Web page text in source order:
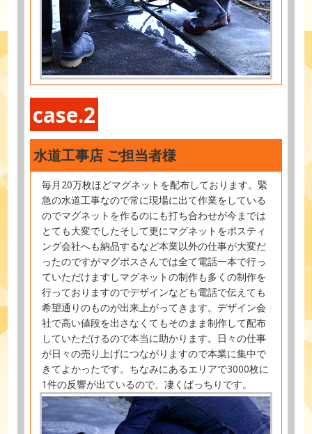
case.2
水道工事店 ご担当者様
毎月20万枚ほどマグネットを配布しております。緊
急の水道工事なので常に現場に出て作業をしている
のでマグネットを作るのにも打ち合わせが今までは
とても大変でしたそして更にマグネットをポスティ
ング会社へも納品するなど本業以外の仕事が大変だ
ったのですがマグポスさんでは全て電話一本で行っ
ていただけますしマグネットの制作も多くの制作を
行っておりますのでデザインなども電話で伝えても
希望通りのものが出来上がってきます。デザイン会
社で高い値段を出さなくてもそのまま制作して配布
していただけるので本当に助かります。日々の仕事
が日々の売り上げにつながりますので本業に集中で
きてよかったです。ちなみにあるエリアで3000枚に
1件の反響が出ているので、凄くばっちりです。